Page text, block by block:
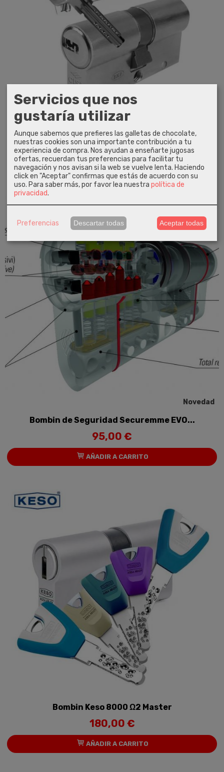
Bombin Cisa Astral Sicur
68,00 €
AÑADIR A CARRITO
Novedad
Bombin de Seguridad Securemme EVO...
95,00 €
AÑADIR A CARRITO
Bombin Keso 8000 Ω2 Master
180,00 €
AÑADIR A CARRITO
Servicios que nos
gustaría utilizar
Aunque sabemos que prefieres las galletas de chocolate,
nuestras cookies son una importante contribución a tu
experiencia de compra. Nos ayudan a enseñarte jugosas
ofertas, recuerdan tus preferencias para facilitar tu
navegación y nos avisan si la web se vuelve lenta. Haciendo
click en "Aceptar" confirmas que estás de acuerdo con su
uso. Para saber más, por favor lea nuestra política de
privacidad.
Preferencias Descartar todas Aceptar todas